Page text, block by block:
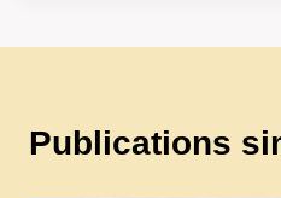
Publications